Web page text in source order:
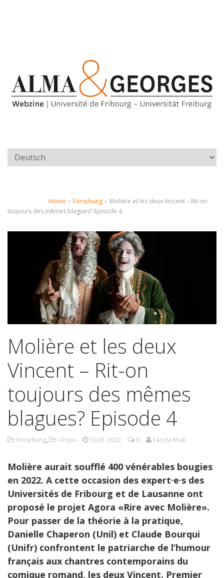
Home › Forschung › Molière et les deux Vincent – Rit-on
toujours des mêmes blagues? Episode 4
Molière et les deux
Vincent – Rit-on
toujours des mêmes
blagues? Episode 4
Forschung, «Top» 30.01.2023 0 Farida Khali
Molière aurait soufflé 400 vénérables bougies
en 2022. A cette occasion des expert·e·s des
Universités de Fribourg et de Lausanne ont
proposé le projet Agora «Rire avec Molière».
Pour passer de la théorie à la pratique,
Danielle Chaperon (Unil) et Claude Bourqui
(Unifr) confrontent le patriarche de l’humour
français aux chantres contemporains du
comique romand, les deux Vincent. Premier